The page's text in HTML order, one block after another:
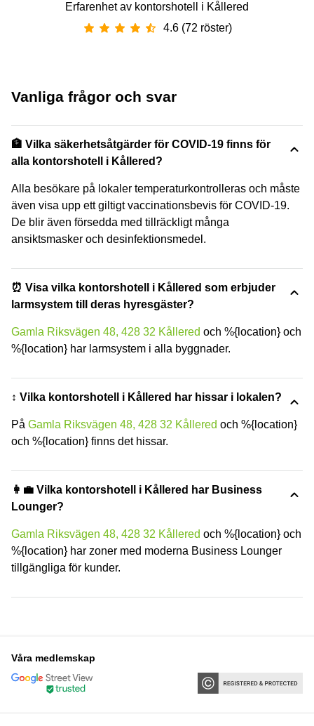
Erfarenhet av ‪kontorshotell‬ i ‪Kållered‬
4.6 (72 röster)
Vanliga frågor och svar
🏦 Vilka säkerhetsåtgärder för COVID-19 finns för
alla kontorshotell i Kållered?
Alla besökare på lokaler temperaturkontrolleras och måste
även visa upp ett giltigt vaccinationsbevis för COVID-19.
De blir även försedda med tillräckligt många
ansiktsmasker och desinfektionsmedel.
⏰ Visa vilka kontorshotell i Kållered som erbjuder
larmsystem till deras hyresgäster?
Gamla Riksvägen 48, 428 32 Kållered och %{location} och
%{location} har larmsystem i alla byggnader.
↕️ Vilka kontorshotell i Kållered har hissar i lokalen?
På Gamla Riksvägen 48, 428 32 Kållered och %{location}
och %{location} finns det hissar.
👩‍💼 Vilka kontorshotell i Kållered har Business
Lounger?
Gamla Riksvägen 48, 428 32 Kållered och %{location} och
%{location} har zoner med moderna Business Lounger
tillgängliga för kunder.
Våra medlemskap